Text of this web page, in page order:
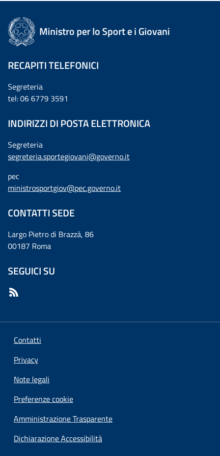
Ministro per lo Sport e i Giovani
RECAPITI TELEFONICI
Segreteria
tel: 06 6779 3591
INDIRIZZI DI POSTA ELETTRONICA
Segreteria
segreteria.sportegiovani@governo.it
pec
ministrosportgiov@pec.governo.it
CONTATTI SEDE
Largo Pietro di Brazzà, 86
00187 Roma
SEGUICI SU
Contatti
Privacy
Note legali
Preferenze cookie
Amministrazione Trasparente
Dichiarazione Accessibilità